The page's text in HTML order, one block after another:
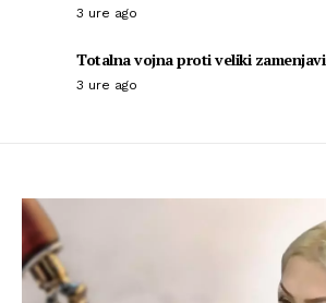
3 ure ago
Totalna vojna proti veliki zamenjavi
3 ure ago